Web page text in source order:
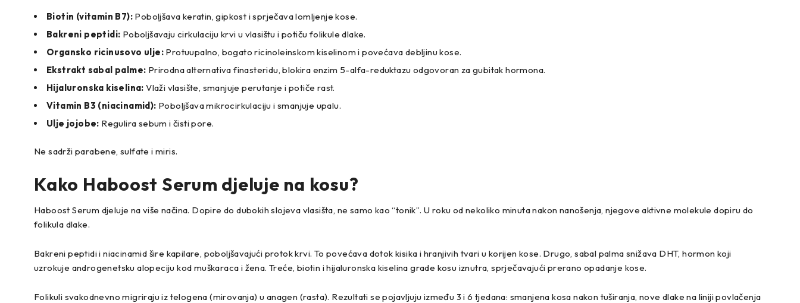
Biotin (vitamin B7): Poboljšava keratin, gipkost i sprječava lomljenje kose.
Bakreni peptidi: Poboljšavaju cirkulaciju krvi u vlasištu i potiču folikule dlake.
Organsko ricinusovo ulje: Protuupalno, bogato ricinoleinskom kiselinom i povećava debljinu kose.
Ekstrakt sabal palme: Prirodna alternativa finasteridu, blokira enzim 5-alfa-reduktazu odgovoran za gubitak hormona.
Hijaluronska kiselina: Vlaži vlasište, smanjuje perutanje i potiče rast.
Vitamin B3 (niacinamid): Poboljšava mikrocirkulaciju i smanjuje upalu.
Ulje jojobe: Regulira sebum i čisti pore.
Ne sadrži parabene, sulfate i miris.
Kako Haboost Serum djeluje na kosu?
Haboost Serum djeluje na više načina. Dopire do dubokih slojeva vlasišta, ne samo kao “tonik”. U roku od nekoliko minuta nakon nanošenja, njegove aktivne molekule dopiru do
folikula dlake.
Bakreni peptidi i niacinamid šire kapilare, poboljšavajući protok krvi. To povećava dotok kisika i hranjivih tvari u korijen kose. Drugo, sabal palma snižava DHT, hormon koji
uzrokuje androgenetsku alopeciju kod muškaraca i žena. Treće, biotin i hijaluronska kiselina grade kosu iznutra, sprječavajući prerano opadanje kose.
Folikuli svakodnevno migriraju iz telogena (mirovanja) u anagen (rasta). Rezultati se pojavljuju između 3 i 6 tjedana: smanjena kosa nakon tuširanja, nove dlake na liniji povlačenja